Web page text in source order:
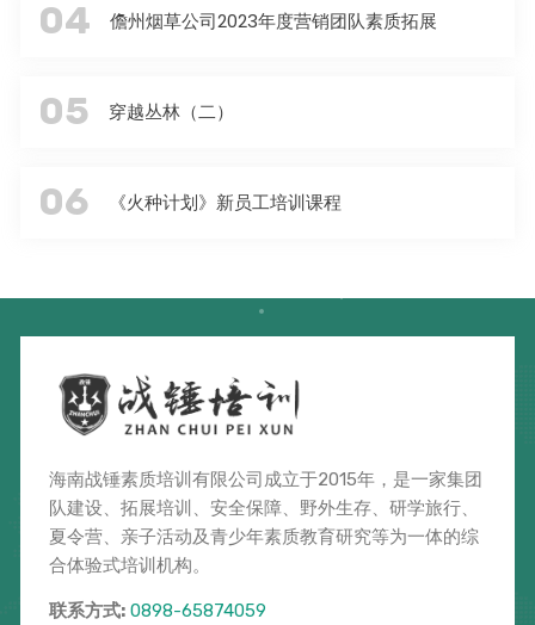
04 儋州烟草公司2023年度营销团队素质拓展
05 穿越丛林（二）
06 《火种计划》新员工培训课程
海南战锤素质培训有限公司成立于2015年，是一家集团
队建设、拓展培训、安全保障、野外生存、研学旅行、
夏令营、亲子活动及青少年素质教育研究等为一体的综
合体验式培训机构。
联系方式: 0898-65874059